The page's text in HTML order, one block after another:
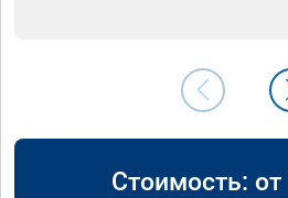
Стоимость: от